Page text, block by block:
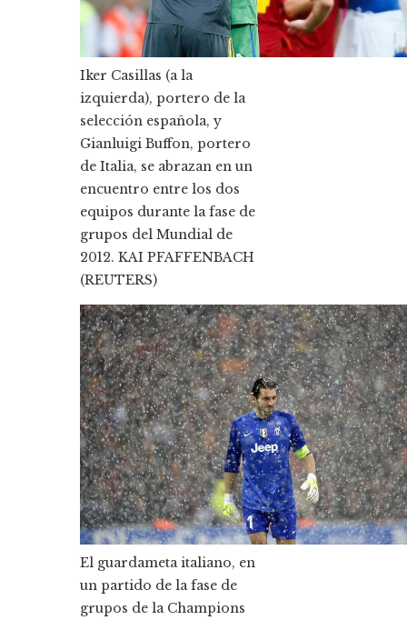
Iker Casillas (a la
izquierda), portero de la
selección española, y
Gianluigi Buffon, portero
de Italia, se abrazan en un
encuentro entre los dos
equipos durante la fase de
grupos del Mundial de
2012. KAI PFAFFENBACH
(REUTERS)
El guardameta italiano, en
un partido de la fase de
grupos de la Champions